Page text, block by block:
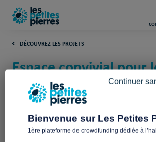
DÉCOUVREZ LES PROJETS
Espace convivial pour
personnes sans
Compagnons Bâtisseurs
LoireBienvenue sur Les Petites
1ère plateforme de crowdfunding dédiée à
Continuer